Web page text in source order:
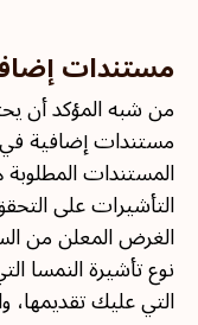
مستندات
من شبه المؤكد أن
مستندات إضافية
المستندات
التأشيرات على
الغرض المعلن من
نوع تأشيرة النمسا
التي عليك